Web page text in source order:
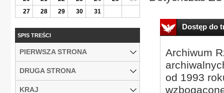
Dostęp do
Archiwum
od 1993
27
28 29 30 31
SPIS TREŚCI
PIERWSZA STRONA
DRUGA STRONA
KRAJ